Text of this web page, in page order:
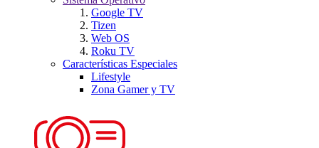
Google TV
Tizen
Web OS
Roku TV
Características Especiales
Lifestyle
Zona Gamer y TV